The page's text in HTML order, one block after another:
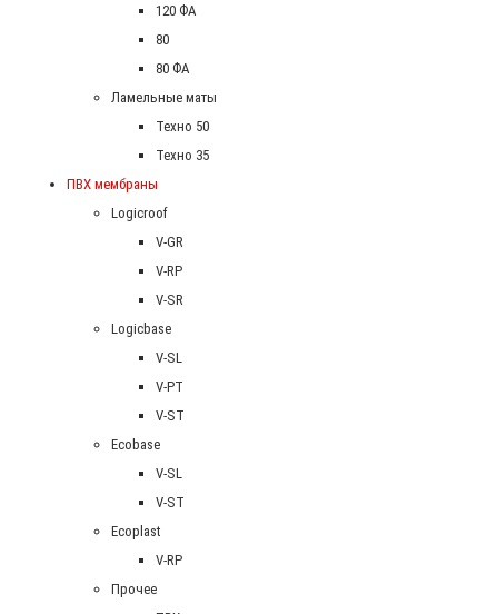
120 ФА
80
80 ФА
Ламельные маты
Техно 50
Техно 35
ПВХ мембраны
Logicroof
V-GR
V-RP
V-SR
Logicbase
V-SL
V-PT
V-ST
Ecobase
V-SL
V-ST
Ecoplast
V-RP
Прочее